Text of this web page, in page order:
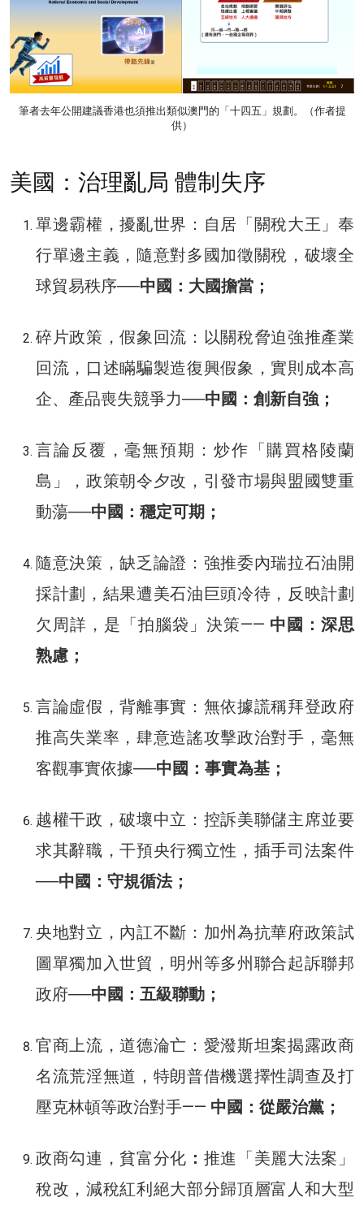
筆者去年公開建議香港也須推出類似澳門的「十四五」規劃。（作者提
供）
美國：治理亂局 體制失序
單邊霸權，擾亂世界：自居「關稅大王」奉
行單邊主義，隨意對多國加徵關稅，破壞全
球貿易秩序──中國：大國擔當；
碎片政策，假象回流：以關稅脅迫強推產業
回流，口述瞞騙製造復興假象，實則成本高
企、產品喪失競爭力──中國：創新自強；
言論反覆，毫無預期：炒作「購買格陵蘭
島」，政策朝令夕改，引發市場與盟國雙重
動蕩──中國：穩定可期；
隨意決策，缺乏論證：強推委內瑞拉石油開
採計劃，結果遭美石油巨頭冷待，反映計劃
欠周詳，是「拍腦袋」決策—— 中國：深思
熟慮；
言論虛假，背離事實：無依據謊稱拜登政府
推高失業率，肆意造謠攻擊政治對手，毫無
客觀事實依據──中國：事實為基；
越權干政，破壞中立：控訴美聯儲主席並要
求其辭職，干預央行獨立性，插手司法案件
──中國：守規循法；
央地對立，內訌不斷：加州為抗華府政策試
圖單獨加入世貿，明州等多州聯合起訴聯邦
政府──中國：五級聯動；
官商上流，道德淪亡：愛潑斯坦案揭露政商
名流荒淫無道，特朗普借機選擇性調查及打
壓克林頓等政治對手—— 中國：從嚴治黨；
政商勾連，貧富分化 ： 推進「美麗大法案」
稅改，減稅紅利絕大部分歸頂層富人和大型